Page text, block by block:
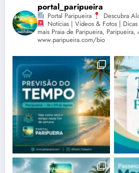
portal_paripueira
Portal Paripueira
Descubra
Notícias | Vídeos & Fotos |
mais Praia de Paripueira,
www.paripueira.com/bio